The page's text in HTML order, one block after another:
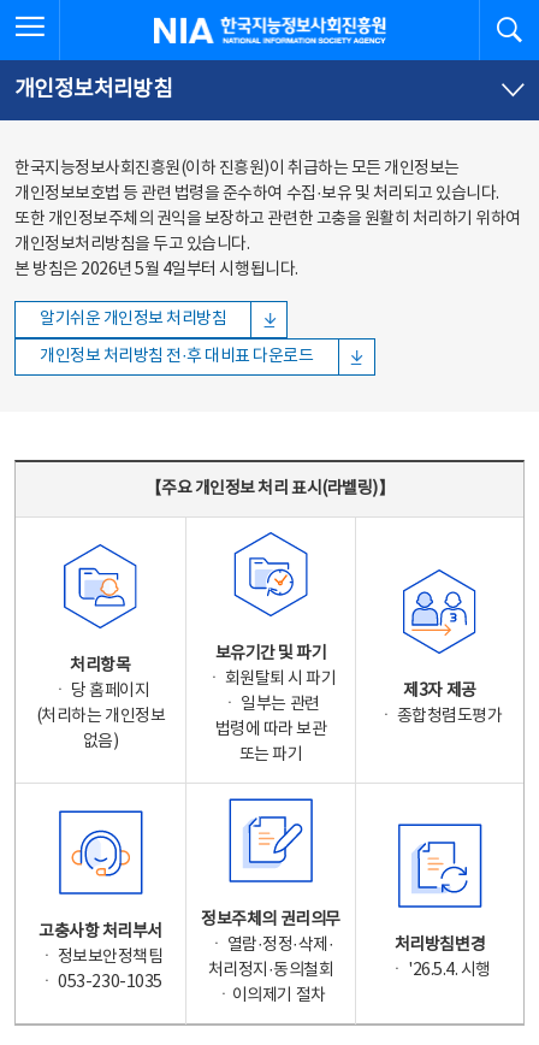
바로가기
바로가기
한국지능정보사회진흥원
개인정보처리방침
한국지능정보사회진흥원(이하 진흥원)이 취급하는 모든 개인정보는
개인정보보호법 등 관련 법령을 준수하여 수집·보유 및 처리되고 있습니다.
또한 개인정보주체의 권익을 보장하고 관련한 고충을 원활히 처리하기 위하여
개인정보처리방침을 두고 있습니다.
본 방침은 2026년 5월 4일부터 시행됩니다.
알기쉬운 개인정보 처리방침
개인정보 처리방침 전·후 대비표 다운로드
【주요 개인정보 처리 표시(라벨링)】
처리항목
ㆍ 당 홈페이지
(처리하는 개인정보
없음)
보유기간 및 파기
ㆍ 회원탈퇴 시 파기
ㆍ 일부는 관련
법령에 따라 보관
또는 파기
제3자 제공
ㆍ 종합청렴도평가
고충사항 처리부서
ㆍ 정보보안정책팀
ㆍ 053-230-1035
정보주체의 권리의무
ㆍ 열람·정정·삭제·
처리정지·동의철회
ㆍ이의제기 절차
처리방침변경
ㆍ '26.5.4. 시행